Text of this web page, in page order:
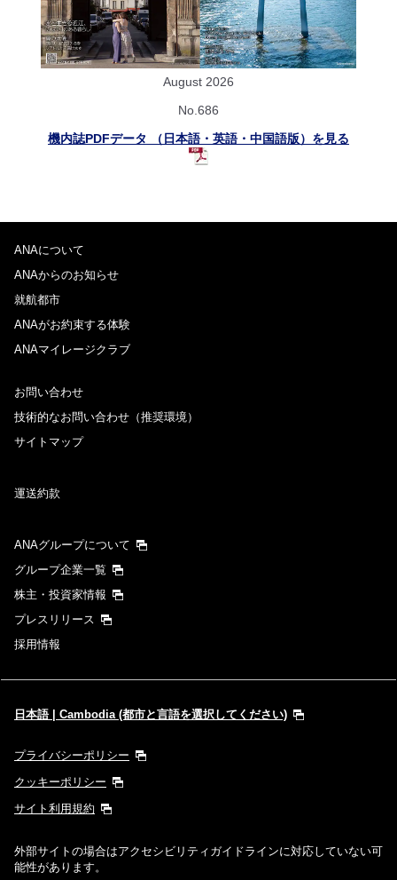
August 2026
No.686
機内誌PDFデータ （日本語・英語・中国語版）を見る
ANAについて
ANAからのお知らせ
就航都市
ANAがお約束する体験
ANAマイレージクラブ
お問い合わせ
技術的なお問い合わせ（推奨環境）
サイトマップ
運送約款
ANAグループについて
グループ企業一覧
株主・投資家情報
プレスリリース
採用情報
日本語 | Cambodia (都市と言語を選択してください)
プライバシーポリシー
クッキーポリシー
サイト利用規約
外部サイトの場合はアクセシビリティガイドラインに対応していない可
能性があります。